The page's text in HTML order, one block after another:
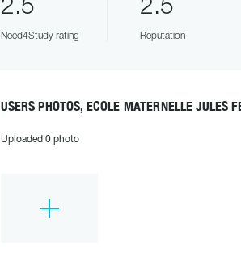
2.5
Need4Study rating
2.5
Reputation
USERS PHOTOS, ECOLE MATERNELLE JULES
Uploaded 0 photo